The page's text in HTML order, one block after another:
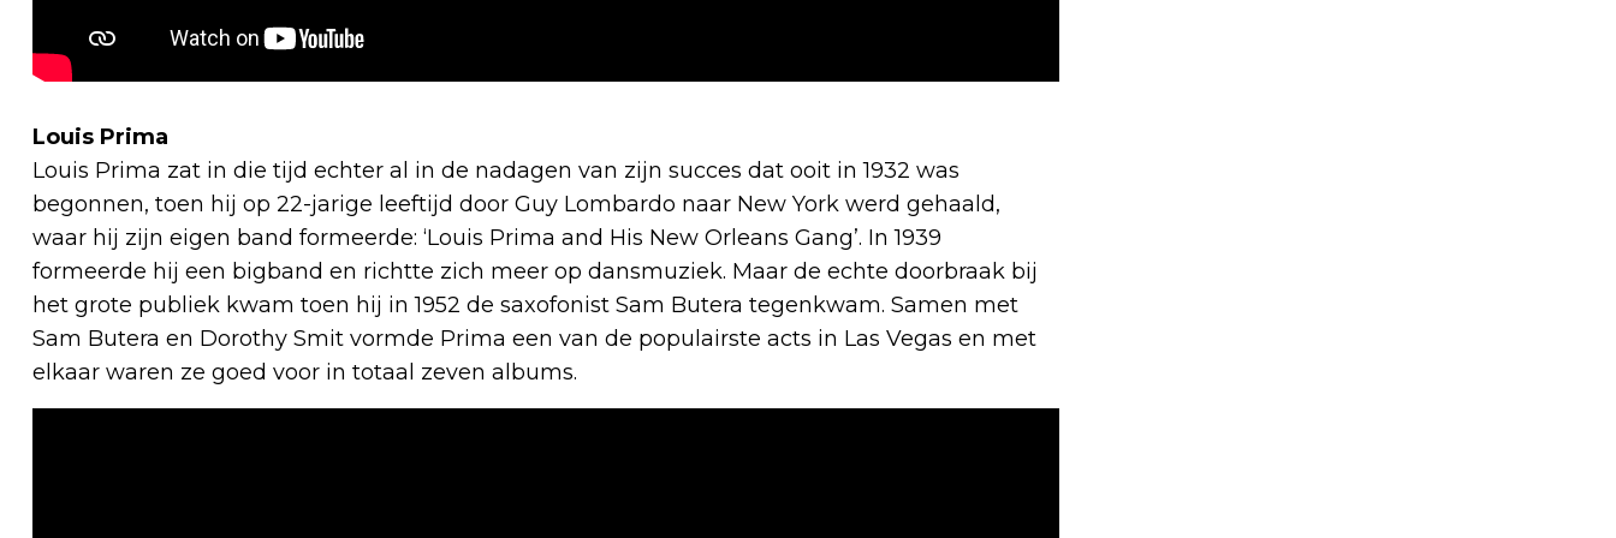
Louis Prima
Louis Prima zat in die tijd echter al in de nadagen van zijn succes dat ooit in 1932 was
begonnen, toen hij op 22-jarige leeftijd door Guy Lombardo naar New York werd gehaald,
waar hij zijn eigen band formeerde: ‘Louis Prima and His New Orleans Gang’. In 1939
formeerde hij een bigband en richtte zich meer op dansmuziek. Maar de echte doorbraak bij
het grote publiek kwam toen hij in 1952 de saxofonist Sam Butera tegenkwam. Samen met
Sam Butera en Dorothy Smit vormde Prima een van de populairste acts in Las Vegas en met
elkaar waren ze goed voor in totaal zeven albums.